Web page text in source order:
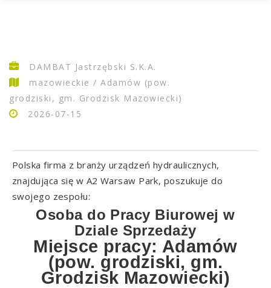
DAMBAT Jastrzębski S.K.A.
mazowieckie / Adamów (pow.
grodziski, gm. Grodzisk Mazowiecki)
2026-07-15
Polska firma z branży urządzeń hydraulicznych,
znajdująca się w A2 Warsaw Park, poszukuje do
swojego zespołu:
Osoba do Pracy Biurowej w
Dziale Sprzedaży
Miejsce pracy: Adamów
(pow. grodziski, gm.
Grodzisk Mazowiecki)